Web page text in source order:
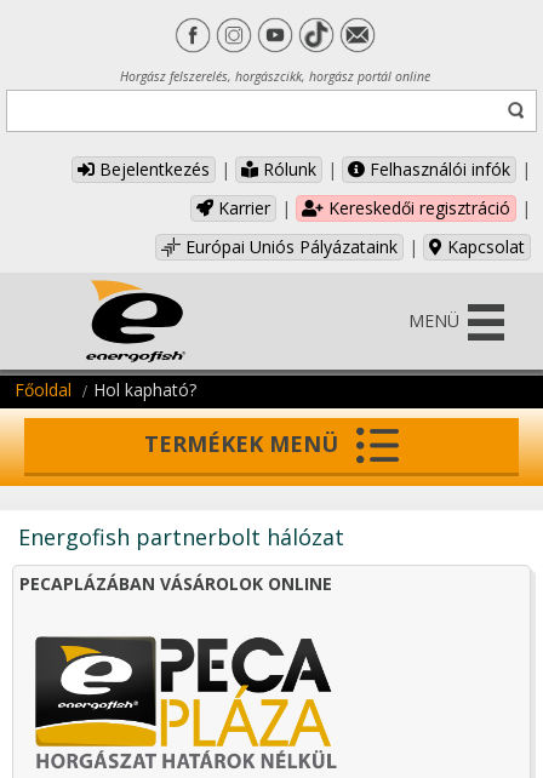
Horgász felszerelés, horgászcikk, horgász portál online
Bejelentkezés | Rólunk | Felhasználói infók
|
Karrier
| Kereskedői regisztráció
|
Európai Uniós Pályázataink
| Kapcsolat
MENÜ
Főoldal Hol kapható?
TERMÉKEK MENÜ
Energofish partnerbolt hálózat
PECAPLÁZÁBAN VÁSÁROLOK ONLINE